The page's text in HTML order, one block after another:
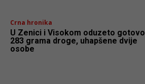
Crna hronika
U Zenici i Visokom oduzeto gotovo
283 grama droge, uhapšene dvije
osobe